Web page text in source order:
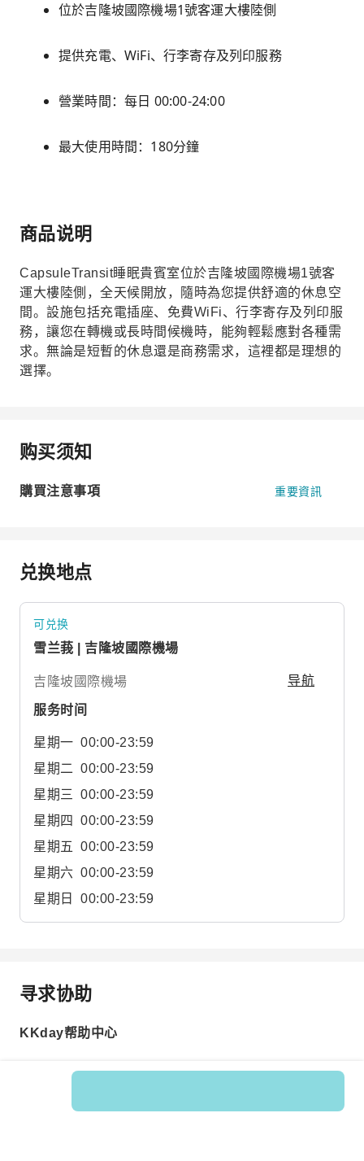
位於吉隆坡國際機場1號客運大樓陸側
提供充電、WiFi、行李寄存及列印服務
營業時間：每日 00:00-24:00
最大使用時間：180分鐘
商品说明
CapsuleTransit睡眠貴賓室位於吉隆坡國際機場1號客
運大樓陸側，全天候開放，隨時為您提供舒適的休息空
間。設施包括充電插座、免費WiFi、行李寄存及列印服
務，讓您在轉機或長時間候機時，能夠輕鬆應對各種需
求。無論是短暫的休息還是商務需求，這裡都是理想的
選擇。
购买须知
購買注意事項 重要資訊
兑换地点
可兑换
雪兰莪 | 吉隆坡國際機場
吉隆坡國際機場 导航
服务时间
星期一 00:00-23:59
星期二 00:00-23:59
星期三
00:00-23:59
星期四
00:00-23:59
星期五
00:00-23:59
星期六 00:00-23:59
星期日
00:00-23:59
寻求协助
KKday帮助中心
Product No.: 597108